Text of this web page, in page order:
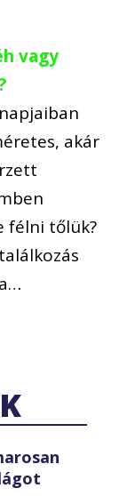
vagy
akár
félni tőlük?